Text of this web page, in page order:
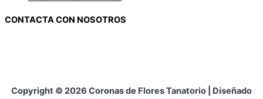
CONTACTA CON NOSOTROS
Copyright © 2026 Coronas de Flores Tanatorio | Diseñado